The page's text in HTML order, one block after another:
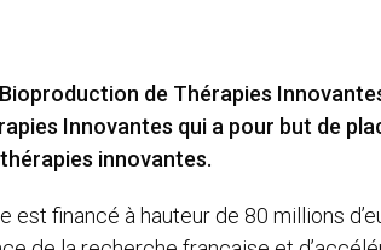
de Thérapies
Innovantes qui a pour but de
innovantes.
financé à hauteur de 80 millions